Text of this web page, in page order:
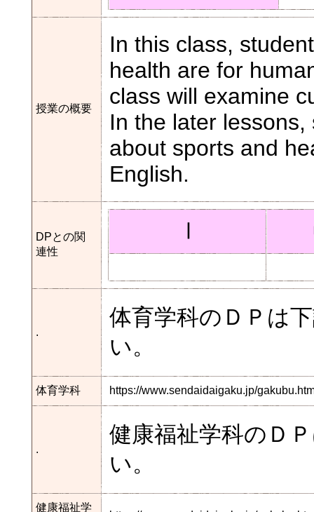
授業の概要
In this class,
health are for
class will examine
In the later
about sports and
English.
DPとの関
連性
Ⅰ
.
体育学科のＤＰは
い。
体育学科 https://www.sendaidaigaku.jp/
.
健康福祉学科のＤ
い。
健康福祉学